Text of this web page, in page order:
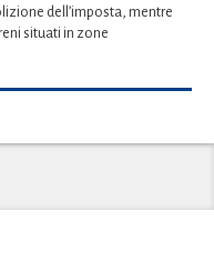
dell’imposta, mentre
situati in zone